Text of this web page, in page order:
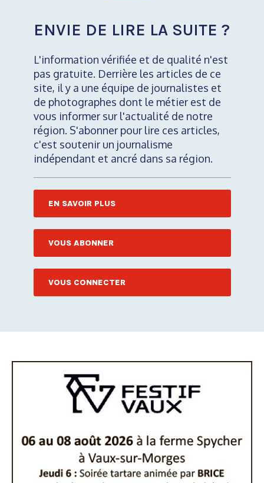
ENVIE DE LIRE LA SUITE ?
L'information vérifiée et de qualité n'est
pas gratuite. Derrière les articles de ce
site, il y a une équipe de journalistes et
de photographes dont le métier est de
vous informer sur l'actualité de notre
région. S'abonner pour lire ces articles,
c'est soutenir un journalisme
indépendant et ancré dans sa région.
EN SAVOIR PLUS
VOUS ABONNER
VOUS CONNECTER